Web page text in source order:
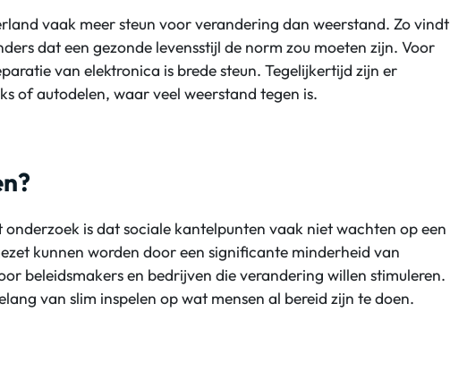
vaak meer steun voor verandering dan weerstand. Zo vindt
dat een gezonde levensstijl de norm zou moeten zijn. Voor
van elektronica is brede steun. Tegelijkertijd zijn er
of autodelen, waar veel weerstand tegen is.
onderzoek is dat sociale kantelpunten vaak niet wachten op een
kunnen worden door een significante minderheid van
beleidsmakers en bedrijven die verandering willen stimuleren.
van slim inspelen op wat mensen al bereid zijn te doen.